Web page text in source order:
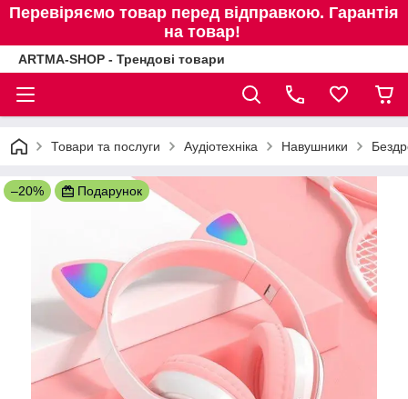
Перевіряємо товар перед відправкою. Гарантія
на товар!
ARTMA-SHOP - Трендові товари
Товари та послуги Аудіотехніка Навушники
–20% Подарунок